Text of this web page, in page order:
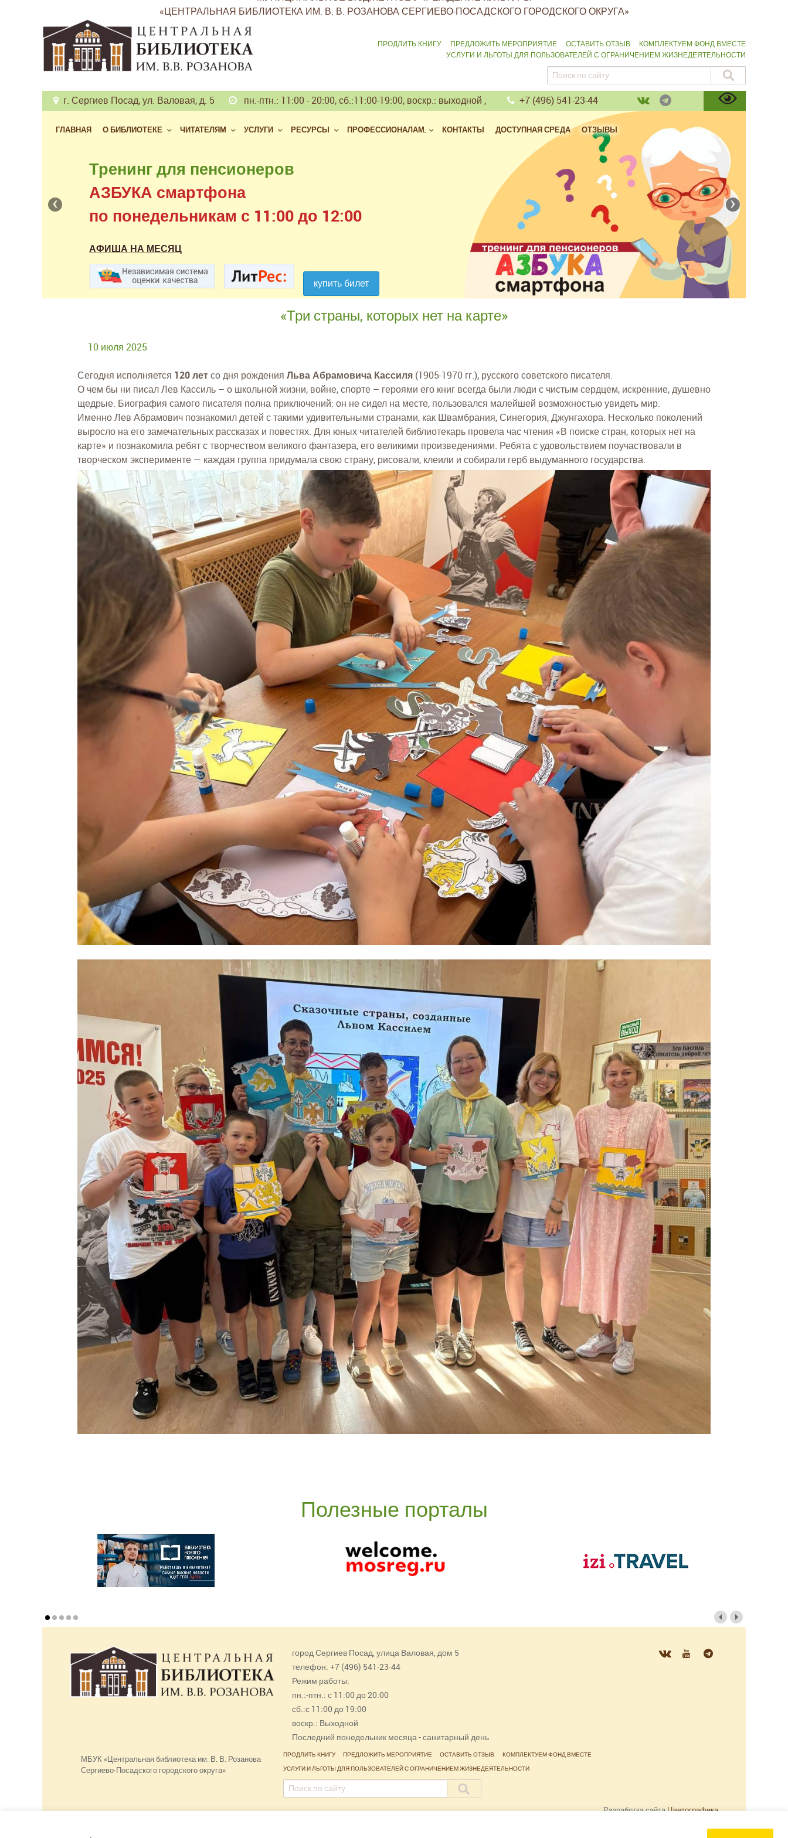
«ЦЕНТРАЛЬНАЯ БИБЛИОТЕКА ИМ. В. В. РОЗАНОВА СЕРГИЕВО-ПОСАДСКОГО ГОРОДСКОГО ОКРУГА»
ПРОДЛИТЬ КНИГУ ПРЕДЛОЖИТЬ МЕРОПРИЯТИЕ ОСТАВИТЬ ОТЗЫВ
КОМПЛЕКТУЕМ ФОНД ВМЕСТЕ
УСЛУГИ И ЛЬГОТЫ ДЛЯ ПОЛЬЗОВАТЕЛЕЙ С ОГРАНИЧЕНИЕМ ЖИЗНЕДЕЯТЕЛЬНОСТИ
г. Сергиев Посад, ул. Валовая, д. 5 пн.-птн.: 11:00 - 20:00, сб.:11:00-19:00, воскр.: выходной , +7 (496) 541-23-44
ГЛАВНАЯ О БИБЛИОТЕКЕ ЧИТАТЕЛЯМ УСЛУГИ РЕСУРСЫ ПРОФЕССИОНАЛАМ КОНТАКТЫ ДОСТУПНАЯ СРЕДА ОТЗЫВЫ
Бесплатный доступ
к фондам российских библиотек
в нашем читальном зале
АФИША НА МЕСЯЦ
купить билет
Тренинг для пенсионеров
АЗБУКА смартфона
по понедельникам с 11:00 до 12:00
АФИША НА МЕСЯЦ
купить билет
›
‹
«Три страны, которых нет на карте»
10 июля 2025
Сегодня исполняется 120 лет со дня рождения Льва Абрамовича Кассиля (1905-1970 гг.), русского советского писателя.
О чем бы ни писал Лев Кассиль – о школьной жизни, войне, спорте – героями его книг всегда были люди с чистым сердцем, искренние, душевно
щедрые. Биография самого писателя полна приключений: он не сидел на месте, пользовался малейшей возможностью увидеть мир.
Именно Лев Абрамович познакомил детей с такими удивительными странами, как Швамбрания, Синегория, Джунгахора. Несколько поколений
выросло на его замечательных рассказах и повестях. Для юных читателей библиотекарь провела час чтения «В поиске стран, которых нет на
карте» и познакомила ребят с творчеством великого фантазера, его великими произведениями. Ребята с удовольствием поучаствовали в
творческом эксперименте — каждая группа придумала свою страну, рисовали, клеили и собирали герб выдуманного государства.
Полезные порталы
город Сергиев Посад, улица Валовая, дом 5
телефон: +7 (496) 541-23-44
Режим работы:
пн.:-птн.: с 11:00 до 20:00
сб.:с 11:00 до 19:00
воскр.: Выходной
Последний понедельник месяца - санитарный день
МБУК «Центральная библиотека им. В. В. Розанова
Сергиево-Посадского городского округа»
ПРОДЛИТЬ КНИГУ ПРЕДЛОЖИТЬ МЕРОПРИЯТИЕ ОСТАВИТЬ ОТЗЫВ
КОМПЛЕКТУЕМ ФОНД ВМЕСТЕ
УСЛУГИ И ЛЬГОТЫ ДЛЯ ПОЛЬЗОВАТЕЛЕЙ С ОГРАНИЧЕНИЕМ ЖИЗНЕДЕЯТЕЛЬНОСТИ
Разработка сайтаЦветографика